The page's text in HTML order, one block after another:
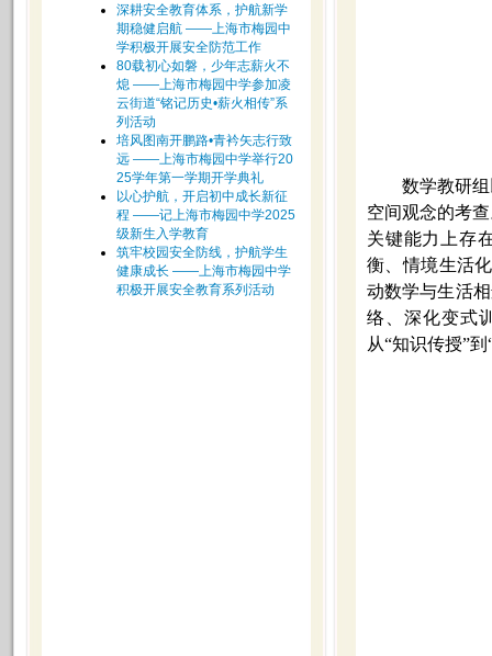
深耕安全教育体系，护航新学
期稳健启航 ——上海市梅园中
学积极开展安全防范工作
80载初心如磐，少年志薪火不
熄 ——上海市梅园中学参加凌
云街道“铭记历史•薪火相传”系
列活动
培风图南开鹏路•青衿矢志行致
远 ——上海市梅园中学举行20
25学年第一学期开学典礼
以心护航，开启初中成长新征
程 ——记上海市梅园中学2025
级新生入学教育
筑牢校园安全防线，护航学生
健康成长 ——上海市梅园中学
积极开展安全教育系列活动
数学教研
空间观念的考
关键能力上存
衡、情境生活
动数学与生活
络、深化变式
从“知识传授”